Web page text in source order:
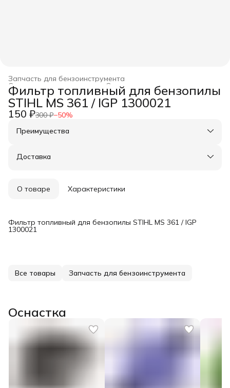
Запчасть для бензоинструмента
Оснастка для инструмента
Строительство и ремонт
Главная
Фильтр топливный для бензопилы
STIHL MS 361 / IGP 1300021
150 ₽300 ₽−50%
Преимущества
Удобный возврат
Доставка
О товаре Характеристики
Фильтр топливный для бензопилы STIHL MS 361 / IGP
1300021
Все товары Запчасть для бензоинструмента
Оснастка